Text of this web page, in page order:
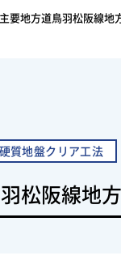
主要地方道鳥羽松阪線地
硬質地盤クリア工法
松阪線地